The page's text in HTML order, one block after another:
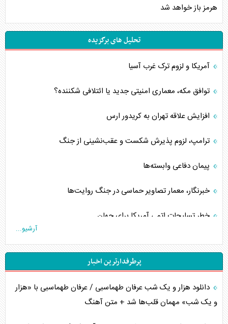
هرمز باز خواهد شد
تحلیل های برگزیده
آمریکا و لزوم ترک غرب آسیا
توافق مکه، معماری امنیتی جدید یا ائتلافی شکننده؟
افزایش علاقه تهران به کریدور ارس
ترامپ، لزوم پذیرش شکست و عقب‌نشینی از جنگ
پیمان دفاعی‌ وابسته‌ها
خبرنگار، معمار تصاویر حماسی در جنگ روایت‌ها
خطر تسلیحات اتمی آمریکا برای جهان
جاده ابریشم فضایی/ نفوذ راهبردی و فرازمینی چین
انصارالله و تثبیت معادله «محاصره برابر محاصره»
آرشیو...
پرطرفدارترین اخبار
دانلود هزار و یک شب عرفان طهماسبی / عرفان طهماسبی با «هزار
و یک شب» مهمان قلب‌ها شد + متن آهنگ